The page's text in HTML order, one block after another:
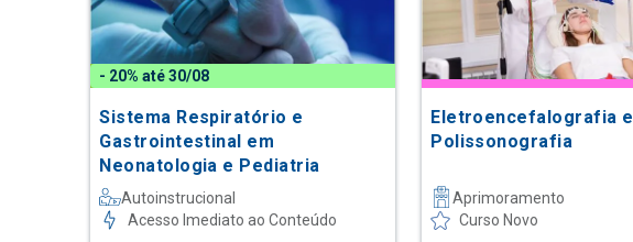
- 20% até 30/08
Sistema Respiratório e
Gastrointestinal em
Neonatologia e Pediatria
Autoinstrucional
Acesso Imediato ao Conteúdo
Eletroencefalografia e
Polissonografia
Aprimoramento
Curso Novo